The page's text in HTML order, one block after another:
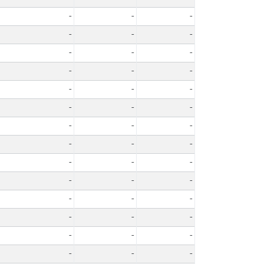
-
-
-
-
-
-
-
-
-
-
-
-
-
-
-
-
-
-
-
-
-
-
-
-
-
-
-
-
-
-
-
-
-
-
-
-
-
-
-
-
- -